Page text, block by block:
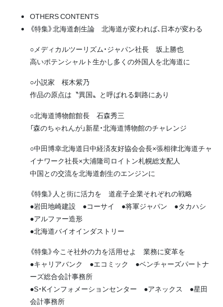
OTHERS CONTENTS
《特集》北海道創生論 北海道が変われば、日本が変わる
○メディカルツーリズム・ジャパン社長 坂上勝也
高いポテンシャルト生かし多くの外国人を北海道に
○小説家 桜木紫乃
作品の原点は〝異国〟と呼ばれる釧路にあり
○北海道博物館館長 石森秀三
「森のちゃれんが」新星・北海道博物館のチャレンジ
○中田博幸北海道日中経済友好協会会長×張相律北海道チャ
イナワーク社長×大浦隆司ロイトン札幌総支配人
中国との交流を北海道創生のエンジンに
《特集》人と街に活力を 道産子企業それぞれの戦略
●岩田地崎建設 ●コーサイ ●将軍ジャパン ●タカハシ
●アルファー造形
●北海道バイオインダストリー
《特集》今こそ社外の力を活用せよ 業務に変革を
●キャリアバンク ●エコミック ●ベンチャーズパートナ
ーズ総合会計事務所
●S・Kインフォメーションセンター ●アネックス ●星田
会計事務所